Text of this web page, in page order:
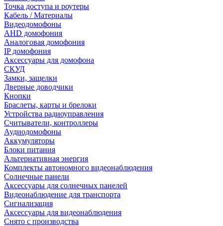
Точка доступа и роутеры
Кабель / Материалы
Видеодомофоны
AHD домофония
Аналоговая домофония
IP домофония
Аксессуары для домофона
СКУД
Замки, защелки
Дверные доводчики
Кнопки
Браслеты, карты и брелоки
Устройства радиоуправления
Считыватели, контроллеры
Аудиодомофоны
Аккумуляторы
Блоки питания
Альтернативная энергия
Комплекты автономного видеонаблюдения
Солнечные панели
Аксессуары для солнечных панелей
Видеонаблюдение для транспорта
Сигнализация
Аксессуары для видеонаблюдения
Снято с производства